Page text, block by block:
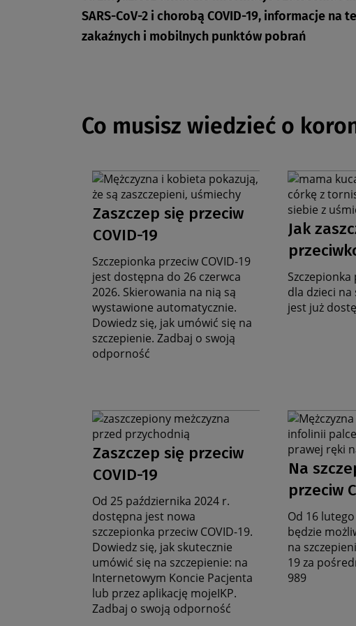
SARS-CoV-2 i chorobą COVID-19, informacje
zakaźnych i mobilnych punktów pobrań
Co musisz wiedzieć o
Zaszczep się przeciw
COVID-19
Szczepionka przeciw COVID-19
jest dostępna do 26 czerwca
2026. Skierowania na nią są
wystawione automatycznie.
Dowiedz się, jak umówić się na
szczepienie. Zadbaj o swoją
odporność
Data
aktualności
Grafika
na
stronę
zbiorczą
Jak
Szczepionka
dla dzieci na
jest już
Data
Grafika
na
stronę
zbiorczą
Zaszczep się przeciw
COVID-19
Od 25 października 2024 r.
dostępna jest nowa
szczepionka przeciw COVID-19.
Dowiedz się, jak skutecznie
umówić się na szczepienie: na
Internetowym Koncie Pacjenta
lub przez aplikację mojeIKP.
Zadbaj o swoją odporność
Data
aktualności
Grafika
na
stronę
zbiorczą
Na
przeciw
Od 16
będzie
na
19 za
989
Data
Grafika
na
stronę
zbiorczą